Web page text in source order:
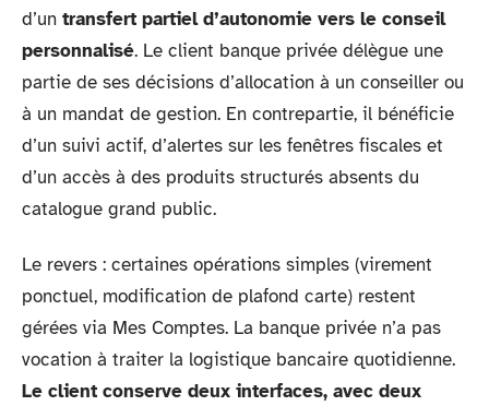
d’un transfert partiel d’autonomie vers le conseil
personnalisé. Le client banque privée délègue une
partie de ses décisions d’allocation à un conseiller ou
à un mandat de gestion. En contrepartie, il bénéficie
d’un suivi actif, d’alertes sur les fenêtres fiscales et
d’un accès à des produits structurés absents du
catalogue grand public.
Le revers : certaines opérations simples (virement
ponctuel, modification de plafond carte) restent
gérées via Mes Comptes. La banque privée n’a pas
vocation à traiter la logistique bancaire quotidienne.
Le client conserve deux interfaces, avec deux